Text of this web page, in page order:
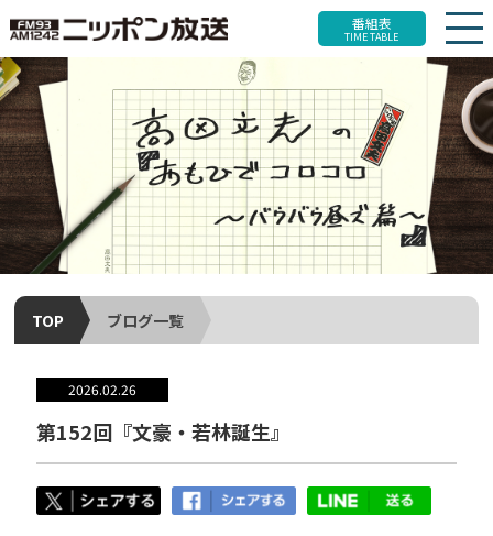
番組表
TIME TABLE
TOP ブログ一覧
2026.02.26
第152回『文豪・若林誕生』